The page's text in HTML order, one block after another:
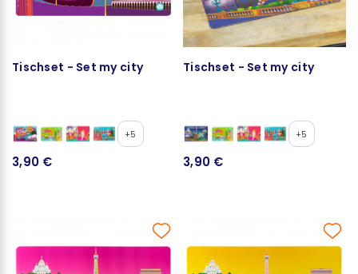
Tischset - Set my city
+5
3,90 €
Tischset - Set my city
+5
3,90 €